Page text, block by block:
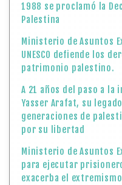
1988 se proclamó la
Palestina
Ministerio de Asuntos
UNESCO defiende los
patrimonio palestino.
A 21 años del paso a
Yasser Arafat, su
generaciones de
por su libertad
Ministerio de Asuntos
para ejecutar
exacerba el